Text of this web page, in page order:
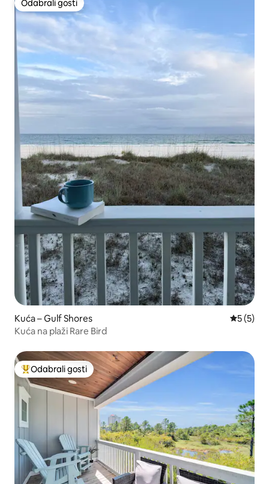
Odabrali gosti
Odabrali gosti
Kuća – Gulf Shores
5 (5)
Kuća na plaži Rare Bird
Među najviše rangiranima s oznakom „Odabrali gosti”
Odabrali gosti